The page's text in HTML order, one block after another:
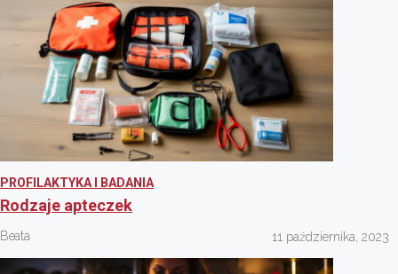
PROFILAKTYKA I BADANIA
Rodzaje apteczek
Beata 11 października, 2023